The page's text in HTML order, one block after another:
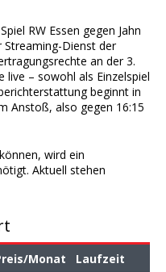
RW Essen gegen Jahn
Streaming-Dienst der
an der 3.
live – sowohl als Einzelspiel
beginnt in
Anstoß, also gegen 16:15
wird ein
Aktuell stehen
Monat
Laufzeit